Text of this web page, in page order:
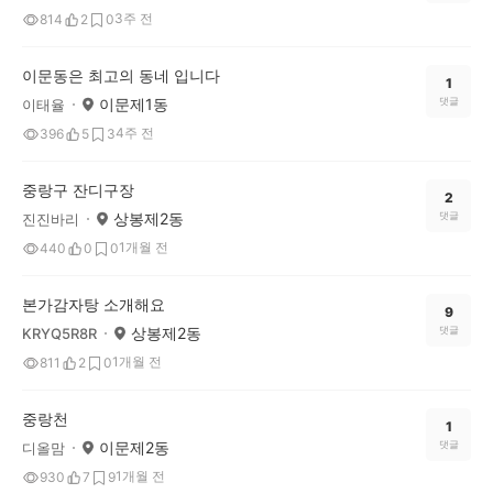
814 2 03주 전
이문동은 최고의 동네 입니다
이태율 이문제1동
396 5 34주 전
1
댓글
중랑구 잔디구장
진진바리 상봉제2동
440 0 01개월 전
2
댓글
본가감자탕 소개해요
KRYQ5R8R 상봉제2동
811 2 01개월 전
9
댓글
중랑천
디올맘 이문제2동
930 7 91개월 전
1
댓글